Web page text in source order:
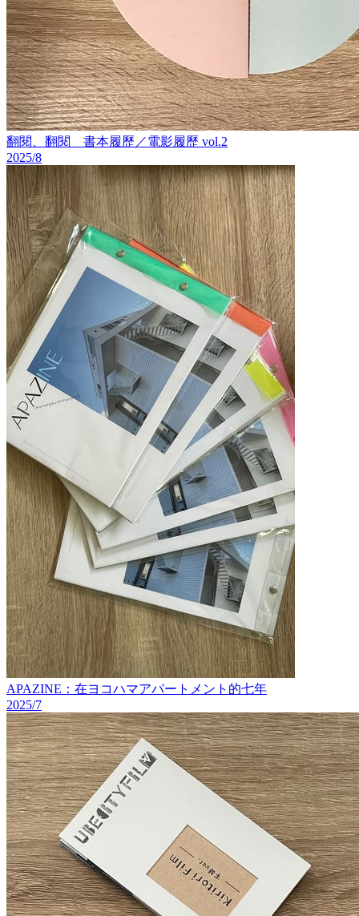
翻閱、翻閱 書本履歷／電影履歷 vol.2
2025/8
APAZINE：在ヨコハマアパートメント的七年
2025/7